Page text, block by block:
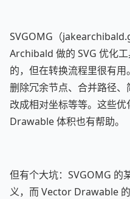
SVGOMG（
Archibald 做的 SVG 优化
的，但在转换流程里很有用
删除冗余节点、合并路径
改成相对坐标等等。这些
Drawable 体积也有帮助。
但有个大坑：SVGOMG 的
义，而 Vector Drawable